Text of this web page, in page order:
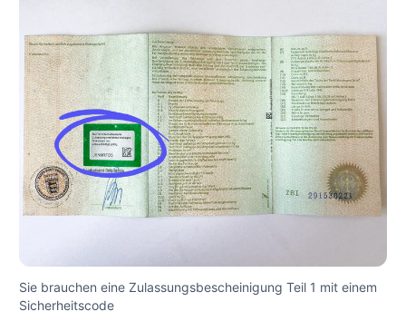
Sie brauchen eine Zulassungsbescheinigung Teil 1 mit einem
Sicherheitscode